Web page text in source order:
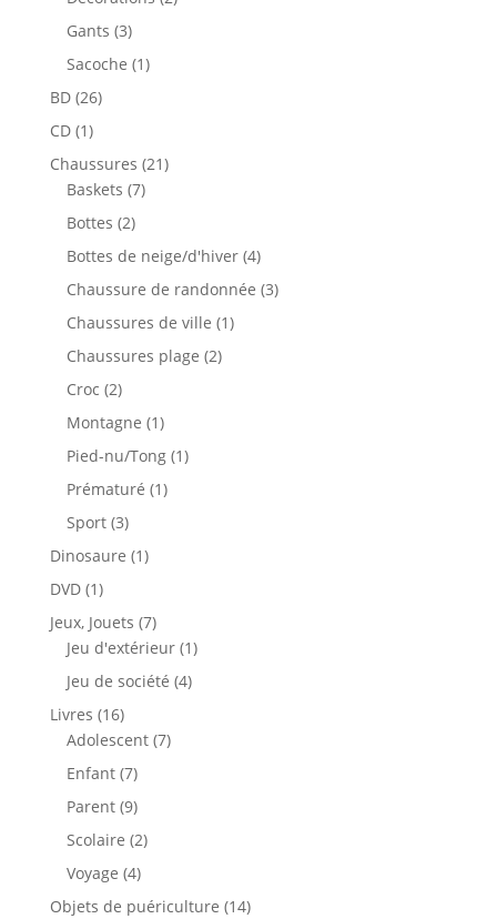
Gants 33
produits
Sacoche 11
BD 2626
CD 11
Chaussures 2121
Baskets 77
Bottes 22
produits
Bottes de neige/d'hiver 44
produits
Chaussure de randonnée 33
Chaussures de ville 11
Chaussures plage 22
Croc 22
produits
Montagne 11
produit
Pied-nu/Tong 11
Prématuré 11
Sport 33
produits
Dinosaure 11
DVD 11
produit
Jeux, Jouets 77
produits
Jeu d'extérieur 11
Jeu de société 44
Livres 1616
produits
Adolescent 77
Enfant 77
produits
Parent 99
produits
Scolaire 22
Voyage 44
produits
Objets de puériculture 1414